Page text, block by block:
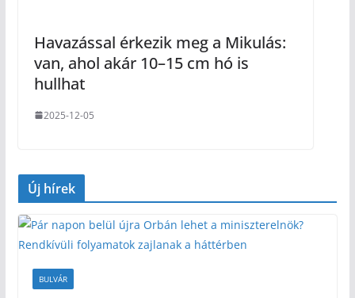
Havazással érkezik meg a Mikulás:
van, ahol akár 10–15 cm hó is
hullhat
2025-12-05
Új hírek
BULVÁR